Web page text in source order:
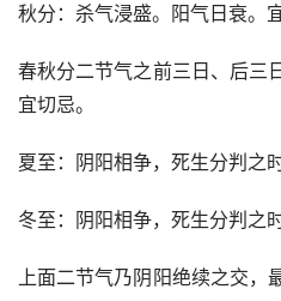
秋分：杀气浸盛。阳气日衰。
春秋分二节气之前三日、后三
宜切忌。
夏至：阴阳相争，死生分判之
冬至：阴阳相争，死生分判之
上面二节气乃阴阳绝续之交，